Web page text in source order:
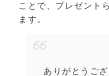
ことで、プレゼント
ます。
ありがとうご